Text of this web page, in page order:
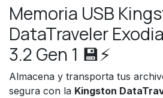
Memoria USB
DataTraveler
3.2 Gen 1 💾⚡
Almacena y transporta tus
segura con la Kingston